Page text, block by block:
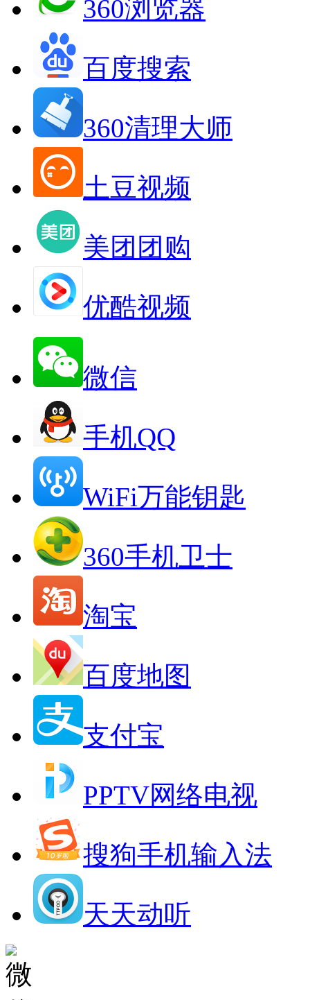
360浏览器
百度搜索
360清理大师
土豆视频
美团团购
优酷视频
微信
手机QQ
WiFi万能钥匙
360手机卫士
淘宝
百度地图
支付宝
PPTV网络电视
搜狗手机输入法
天天动听